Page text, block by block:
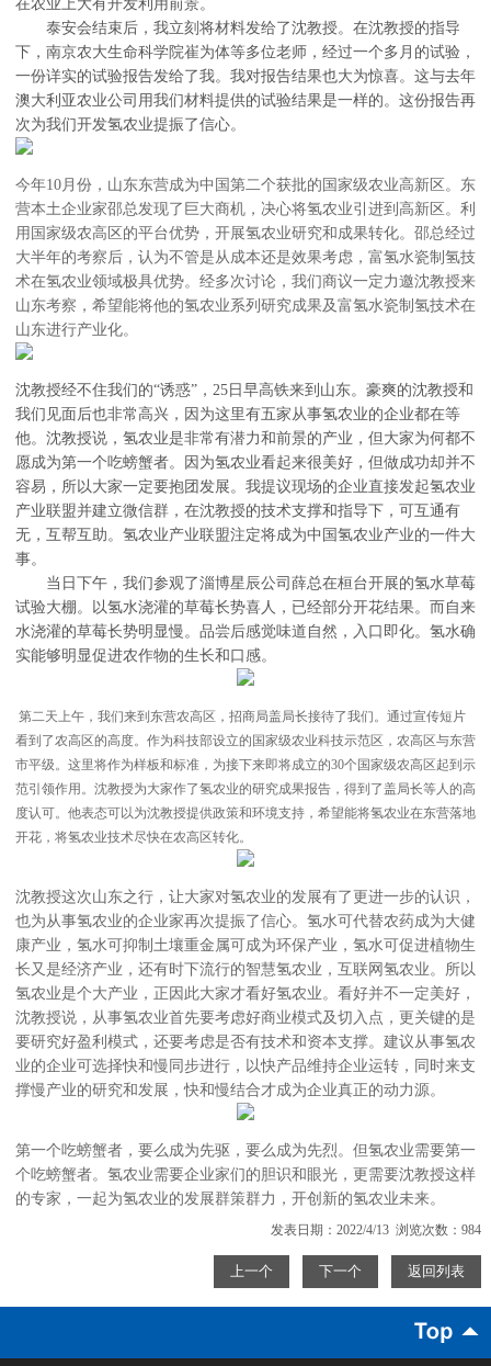
在农业上大有开发利用前景。
泰安会结束后，我立刻将材料发给了沈教授。在沈教授的指导
下，南京农大生命科学院崔为体等多位老师，经过一个多月的试验，
一份详实的试验报告发给了我。我对报告结果也大为惊喜。这与去年
澳大利亚农业公司用我们材料提供的试验结果是一样的。这份报告再
次为我们开发氢农业提振了信心。
今年10月份，山东东营成为中国第二个获批的国家级农业高新区。东
营本土企业家邵总发现了巨大商机，决心将氢农业引进到高新区。利
用国家级农高区的平台优势，开展氢农业研究和成果转化。邵总经过
大半年的考察后，认为不管是从成本还是效果考虑，富氢水瓷制氢技
术在氢农业领域极具优势。经多次讨论，我们商议一定力邀沈教授来
山东考察，希望能将他的氢农业系列研究成果及富氢水瓷制氢技术在
山东进行产业化。
沈教授经不住我们的“诱惑”，25日早高铁来到山东。豪爽的沈教授和
我们见面后也非常高兴，因为这里有五家从事氢农业的企业都在等
他。沈教授说，氢农业是非常有潜力和前景的产业，但大家为何都不
愿成为第一个吃螃蟹者。因为氢农业看起来很美好，但做成功却并不
容易，所以大家一定要抱团发展。我提议现场的企业直接发起氢农业
产业联盟并建立微信群，在沈教授的技术支撑和指导下，可互通有
无，互帮互助。氢农业产业联盟注定将成为中国氢农业产业的一件大
事。
当日下午，我们参观了淄博星辰公司薛总在桓台开展的氢水草莓
试验大棚。以氢水浇灌的草莓长势喜人，已经部分开花结果。而自来
水浇灌的草莓长势明显慢。品尝后感觉味道自然，入口即化。氢水确
实能够明显促进农作物的生长和口感。
第二天上午，我们来到东营农高区，招商局盖局长接待了我们。通过宣传短片
看到了农高区的高度。作为科技部设立的国家级农业科技示范区，农高区与东营
市平级。这里将作为样板和标准，为接下来即将成立的30个国家级农高区起到示
范引领作用。沈教授为大家作了氢农业的研究成果报告，得到了盖局长等人的高
度认可。他表态可以为沈教授提供政策和环境支持，希望能将氢农业在东营落地
开花，将氢农业技术尽快在农高区转化。
沈教授这次山东之行，让大家对氢农业的发展有了更进一步的认识，
也为从事氢农业的企业家再次提振了信心。氢水可代替农药成为大健
康产业，氢水可抑制土壤重金属可成为环保产业，氢水可促进植物生
长又是经济产业，还有时下流行的智慧氢农业，互联网氢农业。所以
氢农业是个大产业，正因此大家才看好氢农业。看好并不一定美好，
沈教授说，从事氢农业首先要考虑好商业模式及切入点，更关键的是
要研究好盈利模式，还要考虑是否有技术和资本支撑。建议从事氢农
业的企业可选择快和慢同步进行，以快产品维持企业运转，同时来支
撑慢产业的研究和发展，快和慢结合才成为企业真正的动力源。
第一个吃螃蟹者，要么成为先驱，要么成为先烈。但氢农业需要第一
个吃螃蟹者。氢农业需要企业家们的胆识和眼光，更需要沈教授这样
的专家，一起为氢农业的发展群策群力，开创新的氢农业未来。
发表日期：2022/4/13 浏览次数：984
上一个 下一个 返回列表